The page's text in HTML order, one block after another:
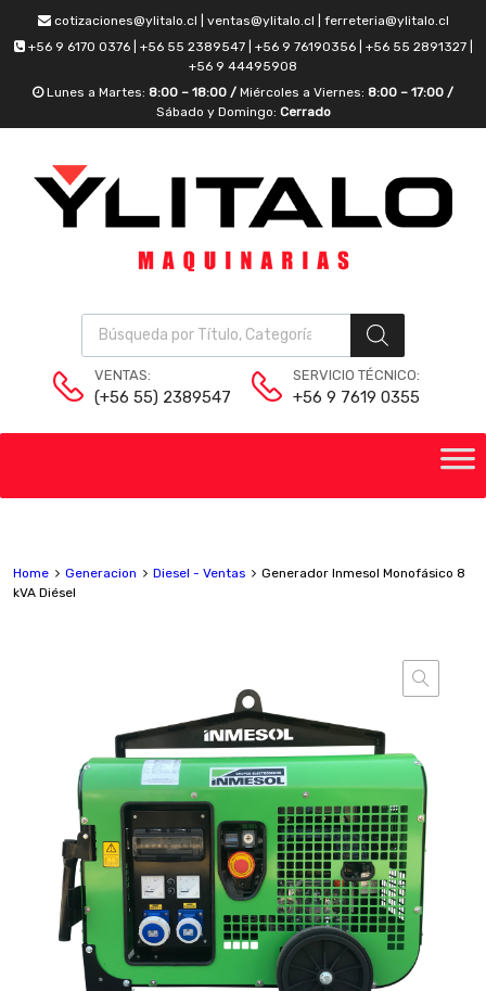
cotizaciones@ylitalo.cl | ventas@ylitalo.cl | ferreteria@ylitalo.cl
+56 9 6170 0376 | +56 55 2389547 | +56 9 76190356 | +56 55 2891327 |
+56 9 44495908
Lunes a Martes: 8:00 – 18:00 / Miércoles a Viernes: 8:00 – 17:00 /
Sábado y Domingo: Cerrado
VENTAS:
(+56 55) 2389547
SERVICIO TÉCNICO:
+56 9 7619 0355
Home Generacion Diesel - Ventas
Generador Inmesol Monofásico 8
kVA Diésel